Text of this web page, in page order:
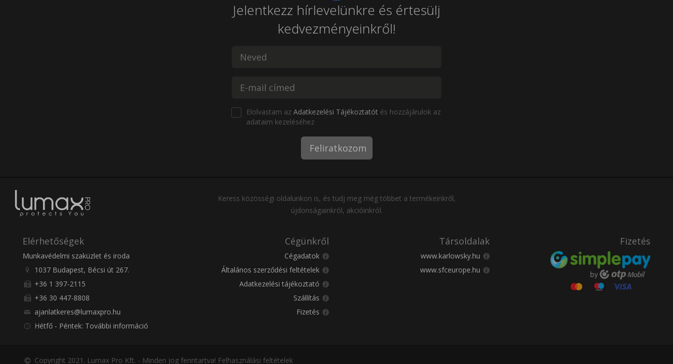
Jelentkezz hírlevelünkre és értesülj
kedvezményeinkről!
Elolvastam az Adatkezelési Tájékoztatót és hozzájárulok az
adataim kezeléséhez
Feliratkozom
Keress közösségi oldalunkon is, és tudj meg még többet a termékeinkről,
újdonságainkról, akcióinkról.
Elérhetőségek
Munkavédelmi szaküzlet és iroda
1037 Budapest, Bécsi út 267.
+36 1 397-2115
+36 30 447-8808
ajanlatkeres@lumaxpro.hu
Hétfő - Péntek: További információ
Cégünkről
Cégadatok
Általános szerződési feltételek
Adatkezelési tájékoztató
Szállítás
Fizetés
Társoldalak
www.karlowsky.hu
www.sfceurope.hu
Fizetés
Copyright 2021. Lumax Pro Kft. - Minden jog fenntartva! Felhasználási feltételek